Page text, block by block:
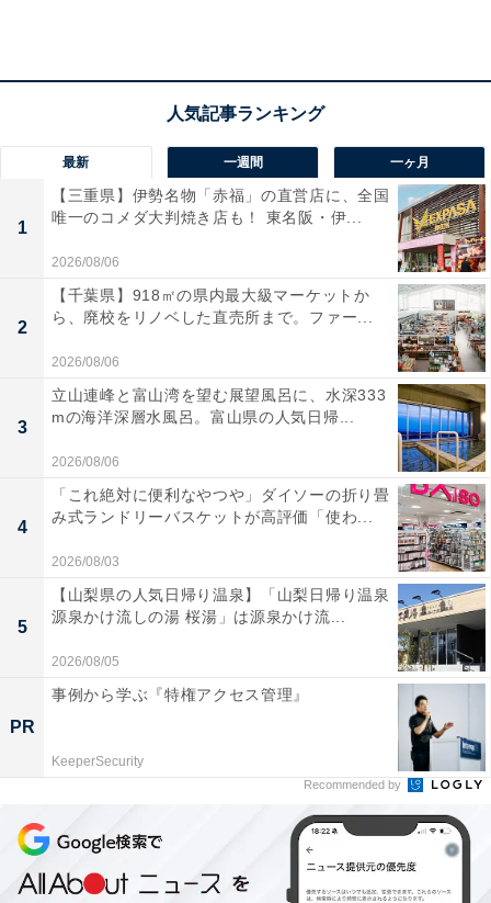
ダウンをしていくことで、気分も盛り上がってきますよ
無印良品の「パネトーネ」のサイズは？
最新 一週間 一ヶ月
1
【三重県】伊勢名物「赤福」の直営店に、全国
唯一のコメダ大判焼き店も！ 東名阪・伊...
2026/08/06
2
【千葉県】918㎡の県内最大級マーケットか
ら、廃校をリノベした直売所まで。ファー...
2026/08/06
3
立山連峰と富山湾を望む展望風呂に、水深333
mの海洋深層水風呂。富山県の人気日帰...
2026/08/06
4
「これ絶対に便利なやつや」ダイソーの折り畳
み式ランドリーバスケットが高評価「使わ...
2026/08/03
5
【山梨県の人気日帰り温泉】「山梨日帰り温泉
源泉かけ流しの湯 桜湯」は源泉かけ流...
2026/08/05
PR
事例から学ぶ『特権アクセス管理』
KeeperSecurity
Recommended by